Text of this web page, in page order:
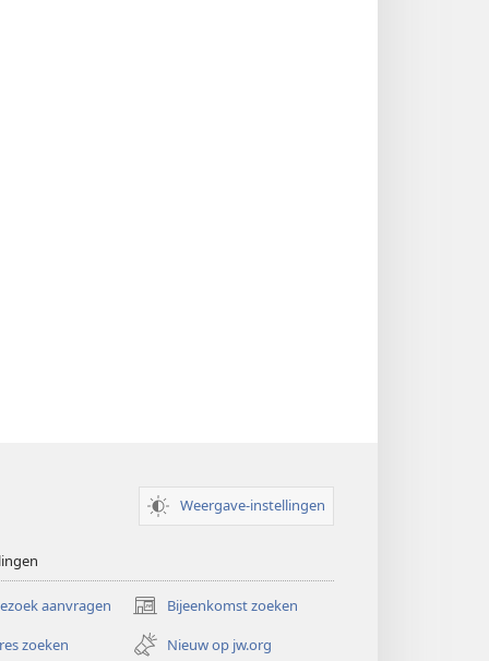
Weergave-instellingen
aanvragen Bijeenkomst zoeken
(opent
nieuw
venster)
zoeken
Nieuw op jw.org